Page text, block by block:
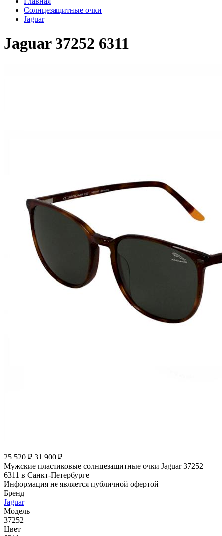
Солнцезащитные очки
Jaguar
Jaguar 37252 6311
25 520 ₽ 31 900 ₽
Мужские пластиковые солнцезащитные очки Jaguar 37252
6311 в Санкт-Петербурге
Информация не является публичной офертой
Бренд
Jaguar
Модель
37252
Цвет